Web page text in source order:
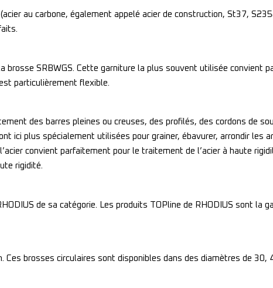
au carbone, également appelé acier de construction, St37,
brosse SRBWGS. Cette garniture la plus souvent utilisée convient
particulièrement flexible.
des barres pleines ou creuses, des profilés, des cordons de
ici plus spécialement utilisées pour grainer, ébavurer, arrondir les
convient parfaitement pour le traitement de l’acier à haute
rigidité.
de sa catégorie. Les produits TOPline de RHODIUS sont la
brosses circulaires sont disponibles dans des diamètres de 30,